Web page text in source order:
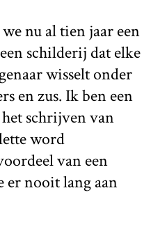
nu al tien jaar een
schilderij dat elke
wisselt onder
en zus. Ik ben een
schrijven van
word
van een
er nooit lang aan